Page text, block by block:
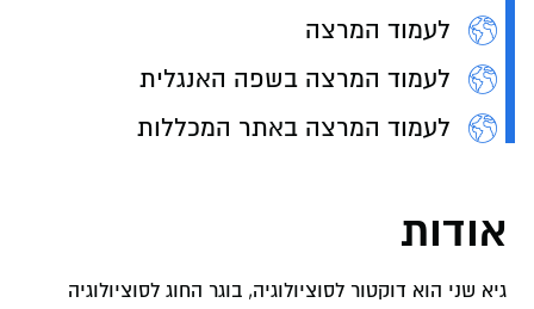
לעמוד המרצה
לעמוד המרצה בשפה האנגלית
לעמוד המרצה באתר המכללות
אודות
גיא שני הוא דוקטור לסוציולוגיה, בוגר החוג לסוציולוגיה